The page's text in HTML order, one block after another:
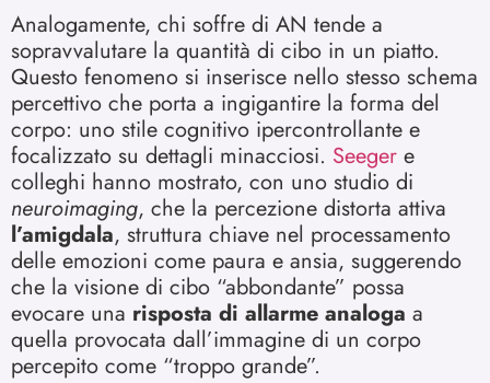
Analogamente, chi soffre di AN tende a
sopravvalutare la quantità di cibo in un piatto.
Questo fenomeno si inserisce nello stesso schema
percettivo che porta a ingigantire la forma del
corpo: uno stile cognitivo ipercontrollante e
focalizzato su dettagli minacciosi. Seeger e
colleghi hanno mostrato, con uno studio di
neuroimaging, che la percezione distorta attiva
l’amigdala, struttura chiave nel processamento
delle emozioni come paura e ansia, suggerendo
che la visione di cibo “abbondante” possa
evocare una risposta di allarme analoga a
quella provocata dall’immagine di un corpo
percepito come “troppo grande”.